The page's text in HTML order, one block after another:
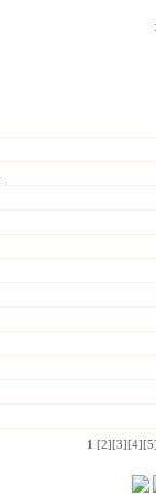
1 [2] [3] [4]